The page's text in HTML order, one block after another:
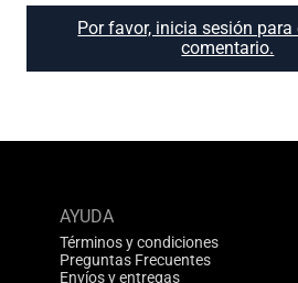
Por favor, inicia sesión para
comentario.
AYUDA
Términos y condiciones
Preguntas Frecuentes
Envíos y entregas